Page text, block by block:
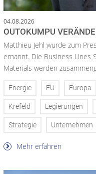
04.08.2026
OUTOKUMPU
Matthieu Jehl wurde zum
ernannt. Die Business Lines
Materials werden
Energie EU Europa
Krefeld Legierungen
Strategie Unternehmen
Mehr erfahren